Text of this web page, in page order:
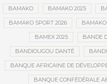
BAMAKO BAMAKO 2025
BAMAKO SPORT 2026
BAMEX 2025 BANDE
BANDIOUGOU DANTÉ
BANQUE AFRICAINE DE
BANQUE CONFÉDÉRALE